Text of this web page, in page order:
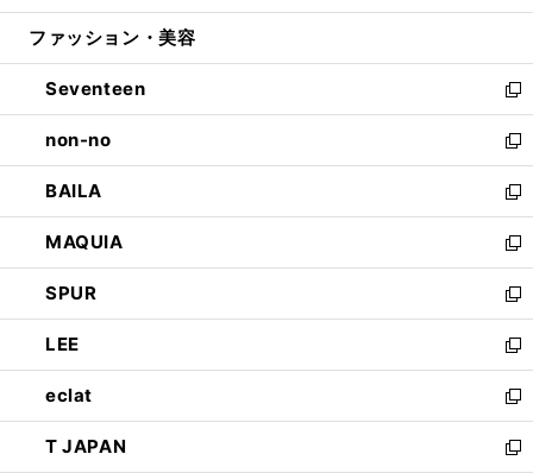
開
ウ
開
く
ン
ウ
で
開
く
ウ
ン
ド
ウ
で
開
く
ファッション・美容
Seventeen
新
し
い
ウ
ィ
ン
ド
ウ
で
開
く
non-no
新
し
い
ウ
ィ
ン
ド
ウ
で
開
く
BAILA
新
し
い
ウ
ィ
ン
ド
ウ
で
開
く
MAQUIA
新
し
い
ウ
ィ
ン
ド
ウ
で
SPUR
新
し
い
ウ
ィ
ン
ド
LEE
新
し
い
ウ
ィ
eclat
新
し
い
T JAPAN
新